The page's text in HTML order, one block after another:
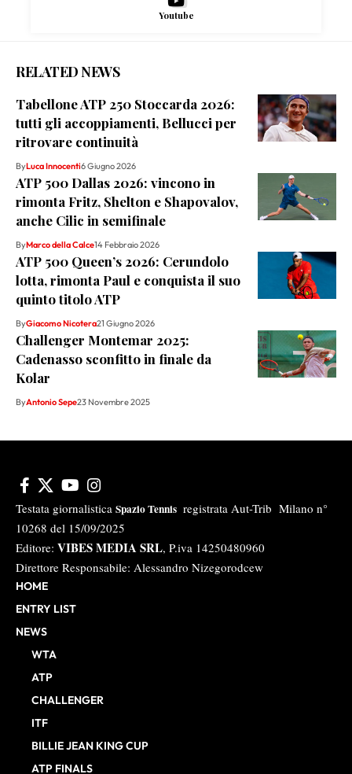
Youtube
RELATED NEWS
Tabellone ATP 250 Stoccarda 2026:
tutti gli accoppiamenti, Bellucci per
ritrovare continuità
ByLuca Innocenti6 Giugno 2026
ATP 500 Dallas 2026: vincono in
rimonta Fritz, Shelton e Shapovalov,
anche Cilic in semifinale
ByMarco della Calce14 Febbraio 2026
ATP 500 Queen’s 2026: Cerundolo
lotta, rimonta Paul e conquista il suo
quinto titolo ATP
ByGiacomo Nicotera21 Giugno 2026
Challenger Montemar 2025:
Cadenasso sconfitto in finale da
Kolar
ByAntonio Sepe23 Novembre 2025
Testata giornalistica Spazio Tennis registrata Aut-Trib Milano n°
10268 del 15/09/2025
Editore: VIBES MEDIA SRL, P.iva 14250480960
Direttore Responsabile: Alessandro Nizegorodcew
HOME
ENTRY LIST
NEWS
WTA
ATP
CHALLENGER
ITF
BILLIE JEAN KING CUP
ATP FINALS